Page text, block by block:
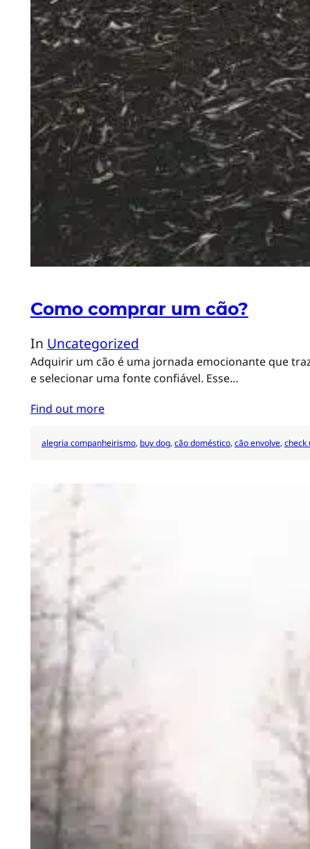
Como comprar um cão?
In Uncategorized
Adquirir um cão é uma jornada emocionante que
e selecionar uma fonte confiável. Esse…
Find out more
alegria companheirismo, buy dog, cão doméstico, cão envolve, check